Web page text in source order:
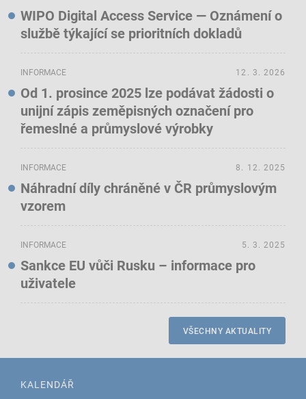
WIPO Digital Access Service — Oznámení o
službě týkající se prioritních dokladů
INFORMACE
Od 1. prosince 2025 lze podávat žádosti o
unijní zápis zeměpisných označení pro
řemeslné a průmyslové výrobky
12. 3. 2026
INFORMACE
Náhradní díly chráněné v ČR průmyslovým
vzorem
8. 12. 2025
INFORMACE
Sankce EU vůči Rusku – informace pro
uživatele
5. 3. 2025
VŠECHNY AKTUALITY
KALENDÁŘ